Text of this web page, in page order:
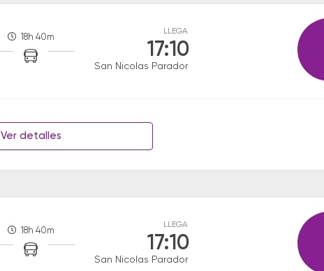
18h 40m
LLEGA
17:10
San Nicolas Parador
Ver detalles
18h 40m
LLEGA
17:10
San Nicolas Parador